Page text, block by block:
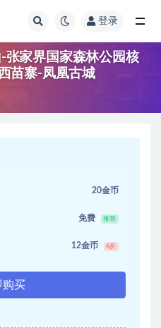
登录
张家界国家森林公园核
苗寨-凤凰古城
20金币
免费 推荐
12金币 6折
购买